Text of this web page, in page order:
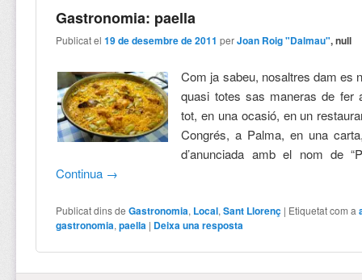
Gastronomia: paella
Publicat el19 de desembre de 2011 perJoan Roig "Dalmau", null
Com ja sabeu, nosaltres dam es
quasi totes sas maneras de fer
tot, en una ocasió, en un
Congrés, a Palma, en una
d’anunciada amb el nom de
Continua →
Publicat dins de Gastronomia, Local,Sant Llorenç | Etiquetat com a
gastronomia,paella | Deixa una resposta